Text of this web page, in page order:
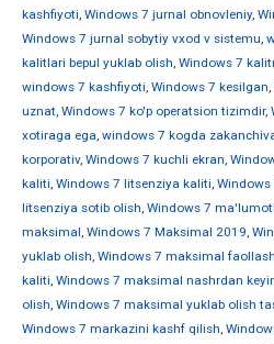
kashfiyoti, Windows 7 jurnal obnovleniy,
Windows 7 jurnal sobytiy vxod v sistemu,
kalitlari bepul yuklab olish, Windows 7
windows 7 kashfiyoti, Windows 7 kesilgan,
uznat, Windows 7 ko'p operatsion tizimdir,
xotiraga ega, windows 7 kogda
korporativ, Windows 7 kuchli ekran,
kaliti, Windows 7 litsenziya kaliti,
litsenziya sotib olish, Windows 7
maksimal, Windows 7 Maksimal 2019,
yuklab olish, Windows 7 maksimal
kaliti, Windows 7 maksimal nashrdan
olish, Windows 7 maksimal yuklab olish
Windows 7 markazini kashf qilish,